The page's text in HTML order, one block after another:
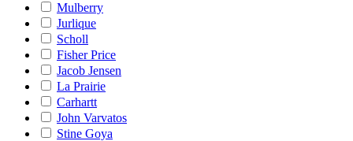
Mulberry
Jurlique
Scholl
Fisher Price
Jacob Jensen
La Prairie
Carhartt
John Varvatos
Stine Goya